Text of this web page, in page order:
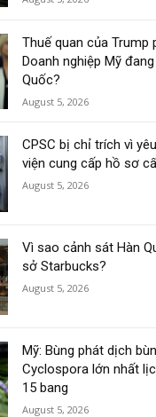
Thuế quan của Trump
Doanh nghiệp Mỹ
Quốc?
August 5, 2026
CPSC bị chỉ trích vì
viện cung cấp hồ sơ
August 5, 2026
Vì sao cảnh sát Hàn
sở Starbucks?
August 5, 2026
Mỹ: Bùng phát dịch
Cyclospora lớn nhất
15 bang
August 5, 2026